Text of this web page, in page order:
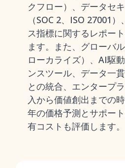
クフロー）、データセ
（SOC 2、ISO 27001
ス指標に関するレポー
ます。また、グローバ
ローカライズ）、AI駆
ンスツール、データ一
との統合、エンタープ
入から価値創出までの
年の価格予測とサポー
有コストも評価します。